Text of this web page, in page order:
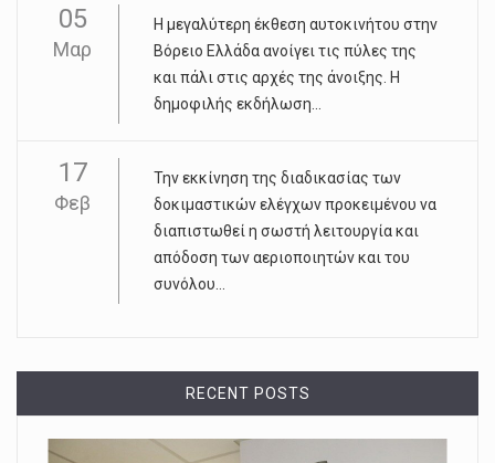
05
Μαρ
Η μεγαλύτερη έκθεση αυτοκινήτου στην
Βόρειο Ελλάδα ανοίγει τις πύλες της
και πάλι στις αρχές της άνοιξης. Η
δημοφιλής εκδήλωση...
17
Φεβ
Την εκκίνηση της διαδικασίας των
δοκιμαστικών ελέγχων προκειμένου να
διαπιστωθεί η σωστή λειτουργία και
απόδοση των αεριοποιητών και του
συνόλου...
RECENT POSTS